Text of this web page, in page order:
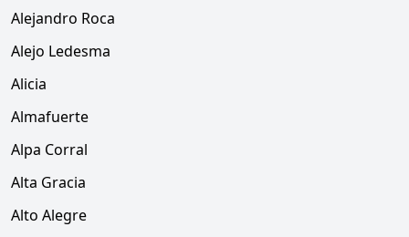
Alejandro Roca
Alejo Ledesma
Alicia
Almafuerte
Alpa Corral
Alta Gracia
Alto Alegre